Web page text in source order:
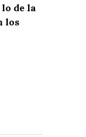
de la
los